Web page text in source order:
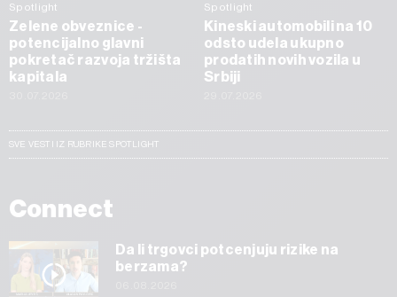
Spotlight
Zelene obveznice -
potencijalno glavni
pokretač razvoja tržišta
kapitala
Spotlight
Kineski automobili na 10
odsto udela ukupno
prodatih novih vozila u
Srbiji
SVE VESTI IZ RUBRIKE SPOTLIGHT
Connect
Da li trgovci potcenjuju rizike na
berzama?